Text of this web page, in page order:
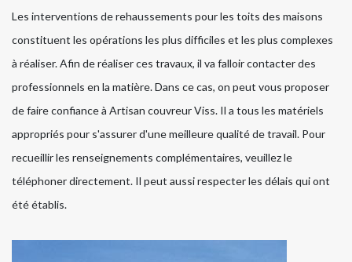
Les interventions de rehaussements pour les toits des maisons
constituent les opérations les plus difficiles et les plus complexes
à réaliser. Afin de réaliser ces travaux, il va falloir contacter des
professionnels en la matière. Dans ce cas, on peut vous proposer
de faire confiance à Artisan couvreur Viss. Il a tous les matériels
appropriés pour s'assurer d'une meilleure qualité de travail. Pour
recueillir les renseignements complémentaires, veuillez le
téléphoner directement. Il peut aussi respecter les délais qui ont
été établis.